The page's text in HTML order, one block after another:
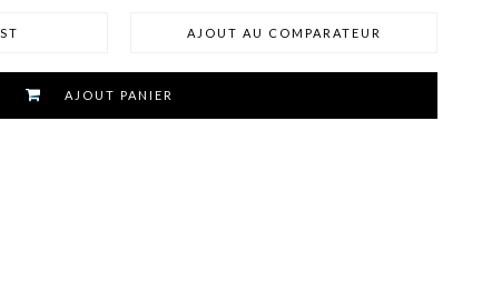
AJOUT AU COMPARATEUR
AJOUT PANIER